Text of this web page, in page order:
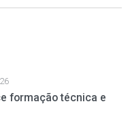
formação técnica e